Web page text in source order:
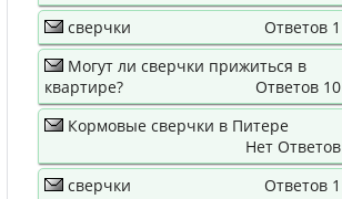
сверчки
Ответов 1
Могут ли сверчки прижиться в
квартире?
Ответов 10
Кормовые сверчки в Питере
Нет Ответов
сверчки
Ответов 1